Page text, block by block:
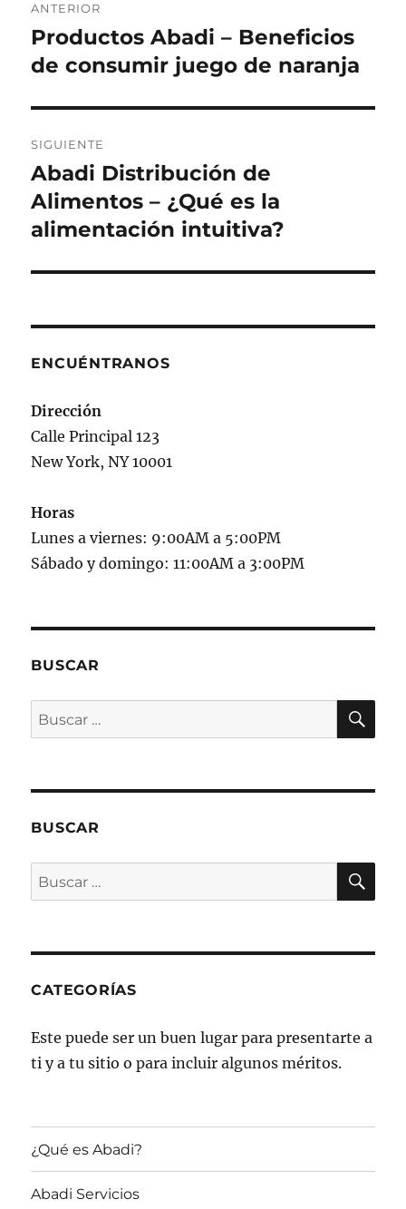
de
entradas
ANTERIOR
Entrada
anterior:
Productos Abadi – Beneficios
de consumir juego de naranja
SIGUIENTE
Siguiente
entrada:
Abadi Distribución de
Alimentos – ¿Qué es la
alimentación intuitiva?
ENCUÉNTRANOS
Dirección
Calle Principal 123
New York, NY 10001
Horas
Lunes a viernes: 9:00AM a 5:00PM
Sábado y domingo: 11:00AM a 3:00PM
BUSCAR
Buscar
por:
BUSCAR
Buscar
por:
CATEGORÍAS
Este puede ser un buen lugar para presentarte a
ti y a tu sitio o para incluir algunos méritos.
¿Qué es Abadi?
Abadi Servicios